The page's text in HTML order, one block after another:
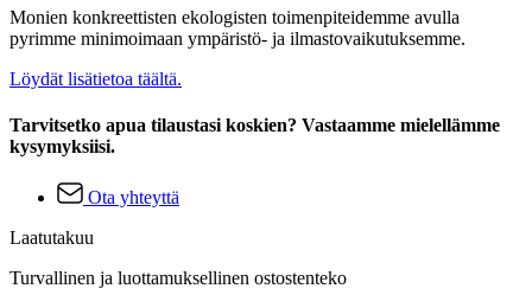
Monien konkreettisten ekologisten toimenpiteidemme avulla
pyrimme minimoimaan ympäristö- ja ilmastovaikutuksemme.
Löydät lisätietoa täältä.
Tarvitsetko apua tilaustasi koskien? Vastaamme mielellämme
kysymyksiisi.
Ota yhteyttä
Laatutakuu
Turvallinen ja luottamuksellinen ostostenteko